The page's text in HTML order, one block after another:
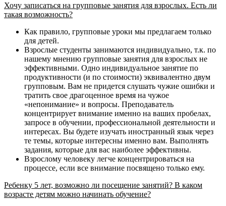
Хочу записаться на групповые занятия для взрослых. Есть ли
такая возможность?
Как правило, групповые уроки мы предлагаем только
для детей.
Взрослые студенты занимаются индивидуально, т.к. по
нашему мнению групповые занятия для взрослых не
эффективными. Одно индивидуальное занятие по
продуктивности (и по стоимости) эквивалентно двум
групповым. Вам не придется слушать чужие ошибки и
тратить свое драгоценное время на чужое
«непонимание» и вопросы. Преподаватель
концентрирует внимание именно на ваших пробелах,
запросе в обучении, профессиональной деятельности и
интересах. Вы будете изучать иностранный язык через
те темы, которые интересны именно вам. Выполнять
задания, которые для вас наиболее эффективны.
Взрослому человеку легче концентрироваться на
процессе, если все внимание посвящено только ему.
Ребенку 5 лет, возможно ли посещение занятий? В каком
возрасте детям можно начинать обучение?